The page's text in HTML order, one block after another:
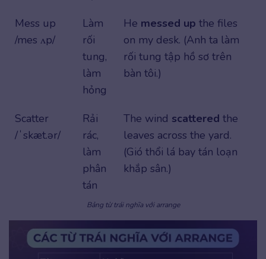
Mess up
/mes ʌp/
Làm
rối
tung,
làm
hỏng
He messed up the files
on my desk. (Anh ta làm
rối tung tập hồ sơ trên
bàn tôi.)
Scatter
/ˈskæt.ər/
Rải
rác,
làm
phân
tán
The wind scattered the
leaves across the yard.
(Gió thổi lá bay tán loạn
khắp sân.)
Bảng từ trái nghĩa với arrange